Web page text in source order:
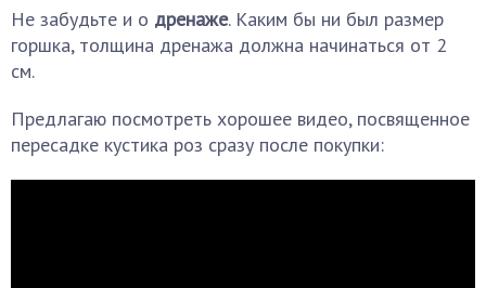
Не забудьте и о дренаже. Каким бы ни был размер
горшка, толщина дренажа должна начинаться от 2
см.
Предлагаю посмотреть хорошее видео, посвященное
пересадке кустика роз сразу после покупки: